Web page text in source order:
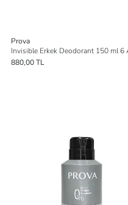
Prova
Invisible Erkek Deodorant 150 ml 6
880,00 TL